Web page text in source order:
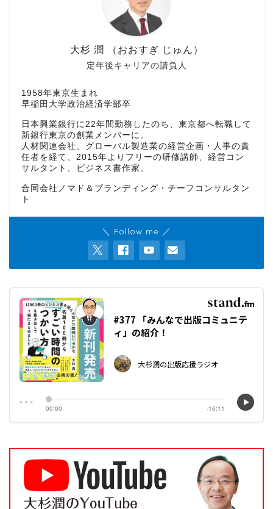
定年後キャリアの請負人
大杉 潤 （おおすぎ じゅん）
1958年東京生まれ
早稲田大学政治経済学部卒
日本興業銀行に22年間勤務したのち、東京都へ転職して
新銀行東京の創業メンバーに。
人材関連会社、グローバル製造業の経営企画・人事の責
任者を経て、2015年よりフリーの研修講師、経営コン
サルタント、ビジネス書作家。
合同会社ノマド＆ブランディング・チーフコンサルタン
ト
＼ Follow me ／